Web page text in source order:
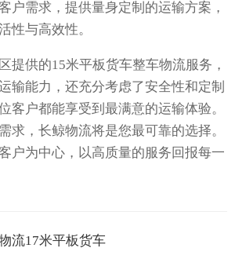
户需求，提供量身定制的运输方案，
性与高效性。
提供的15米平板货车整车物流服务，
输能力，还充分考虑了安全性和定制
客户都能享受到最满意的运输体验。
求，长鲸物流将是您最可靠的选择。
户为中心，以高质量的服务回报每一
流17米平板货车